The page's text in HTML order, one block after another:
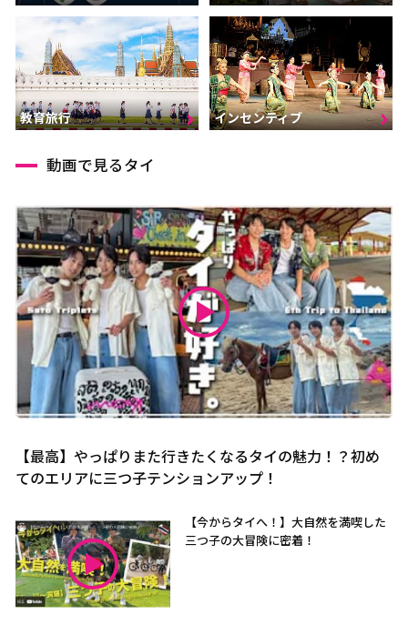
教育旅行 インセンティブ
動画で見るタイ
【最高】やっぱりまた行きたくなるタイの魅力！？初め
てのエリアに三つ子テンションアップ！
【今からタイへ！】大自然を満喫した
三つ子の大冒険に密着！